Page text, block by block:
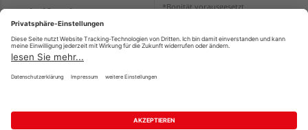
Wir helfen Ihnen gerne
weiter
Tel.:+49 371 842290
E-
Mail:shopchemnitz@holzweidauer.de
*Bonität vorausgesetzt
Versandkosten